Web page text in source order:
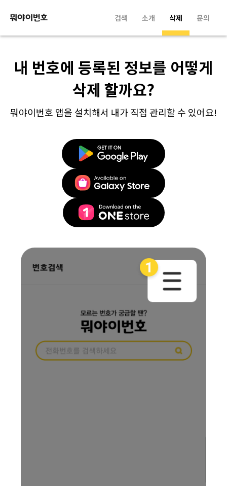
검색 소개 삭제 문의
내 번호에 등록된 정보를 어떻게
삭제 할까요?
뭐야이번호 앱을 설치해서 내가 직접 관리할 수 있어요!